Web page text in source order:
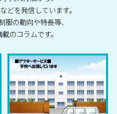
どを発信しています。
服の動向や特長等、
のコラムです。